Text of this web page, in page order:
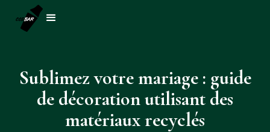
Sublimez votre mariage : guide
de décoration utilisant des
matériaux recyclés